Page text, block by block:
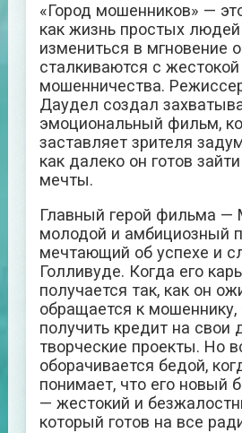
«Город мошенников» —
как жизнь простых
измениться в мгновение
сталкиваются с
мошенничества.
Даудел создал
эмоциональный фильм,
заставляет зрителя
как далеко он готов
мечты.
Главный герой фильма —
молодой и амбициозный
мечтающий об успехе и
Голливуде. Когда его
получается так, как он
обращается к мошеннику,
получить кредит на свои
творческие проекты. Но
оборачивается бедой,
понимает, что его новый
— жестокий и
который готов на все